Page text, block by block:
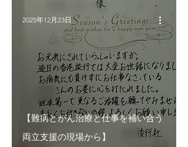
【難病とがん治療と仕事を補い合う
両立支援の現場から】
2025年12月23日